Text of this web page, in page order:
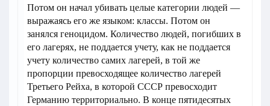
Потом он начал убивать целые категории людей —
выражаясь его же языком: классы. Потом он
занялся геноцидом. Количество людей, погибших в
его лагерях, не поддается учету, как не поддается
учету количество самих лагерей, в той же
пропорции превосходящее количество лагерей
Третьего Рейха, в которой СССР превосходит
Германию территориально. В конце пятидесятых